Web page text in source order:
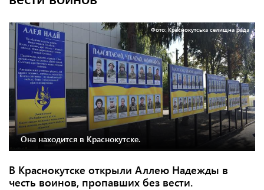
Фото: Краснокутська селищна рада
Она находится в Краснокутске.
В Краснокутске открыли Аллею Надежды в
честь воинов, пропавших без вести.